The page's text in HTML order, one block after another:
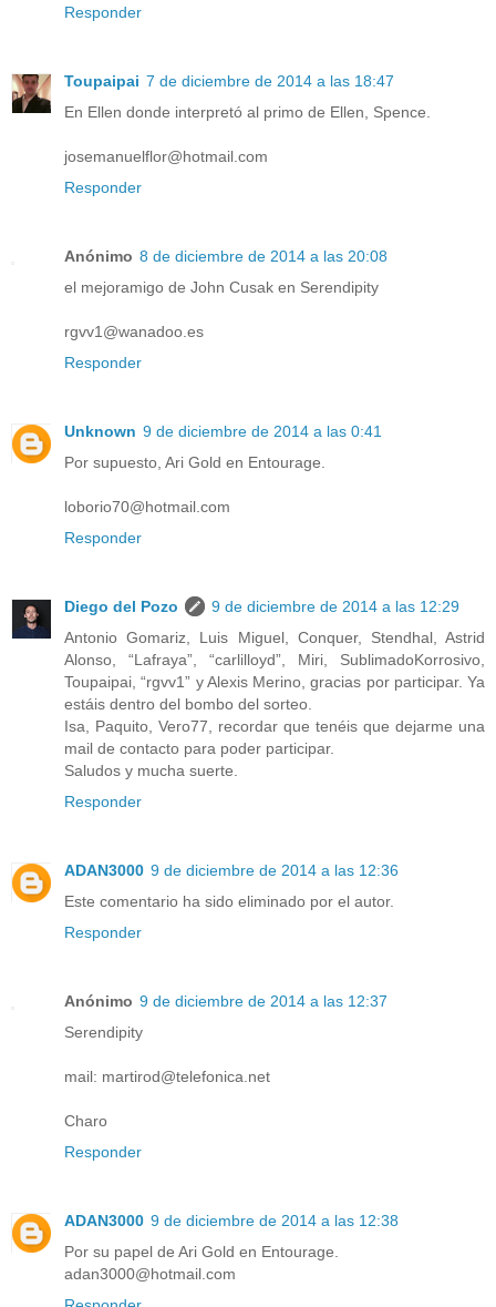
Responder
Toupaipai 7 de diciembre de 2014 a las 18:47
En Ellen donde interpretó al primo de Ellen, Spence.
josemanuelflor@hotmail.com
Responder
Anónimo 8 de diciembre de 2014 a las 20:08
el mejoramigo de John Cusak en Serendipity
rgvv1@wanadoo.es
Responder
Unknown 9 de diciembre de 2014 a las 0:41
Por supuesto, Ari Gold en Entourage.
loborio70@hotmail.com
Responder
Diego del Pozo
9 de diciembre de 2014 a las 12:29
Antonio Gomariz, Luis Miguel, Conquer, Stendhal, Astrid
Alonso, “Lafraya”, “carlilloyd”, Miri, SublimadoKorrosivo,
Toupaipai, “rgvv1” y Alexis Merino, gracias por participar. Ya
estáis dentro del bombo del sorteo.
Isa, Paquito, Vero77, recordar que tenéis que dejarme una
mail de contacto para poder participar.
Saludos y mucha suerte.
Responder
ADAN3000 9 de diciembre de 2014 a las 12:36
Este comentario ha sido eliminado por el autor.
Responder
Anónimo 9 de diciembre de 2014 a las 12:37
Serendipity
mail: martirod@telefonica.net
Charo
Responder
ADAN3000 9 de diciembre de 2014 a las 12:38
Por su papel de Ari Gold en Entourage.
adan3000@hotmail.com